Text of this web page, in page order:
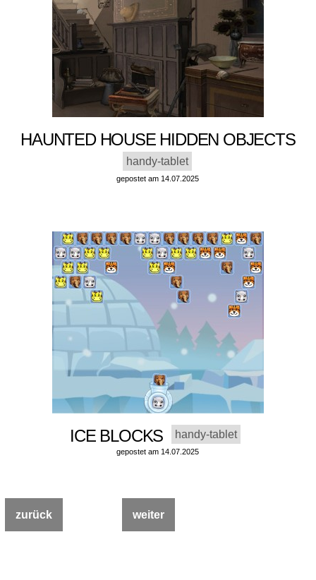
HAUNTED HOUSE HIDDEN OBJECTS
handy-tablet
gepostet am 14.07.2025
ICE BLOCKS handy-tablet
gepostet am 14.07.2025
zurück weiter